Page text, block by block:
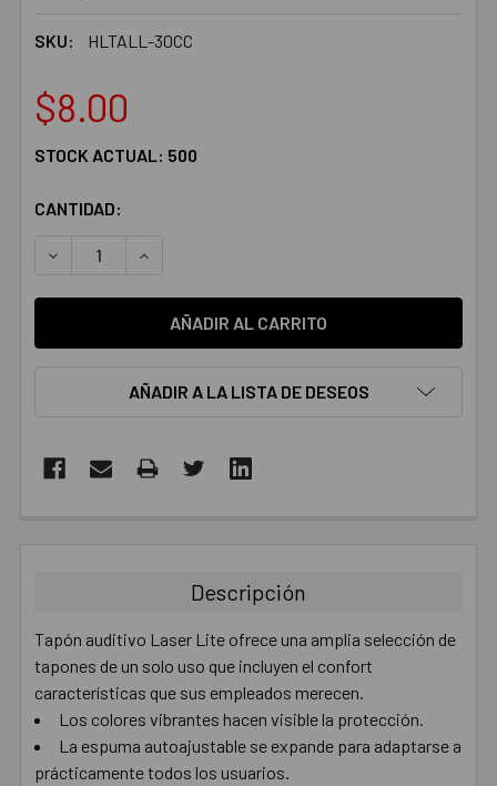
SKU: HLTALL-30CC
$8.00
STOCK ACTUAL: 500
CANTIDAD:
DISMINUIR LA CANTIDAD:AUMENTAR LA CANTIDAD:
AÑADIR A LA LISTA DE DESEOS
SELECCIONADO
AL CARRITO
Descripción
Tapón auditivo Laser Lite ofrece una amplia selección de
tapones de un solo uso que incluyen el confort
características que sus empleados merecen.
Los colores vibrantes hacen visible la protección.
La espuma autoajustable se expande para adaptarse a
prácticamente todos los usuarios.